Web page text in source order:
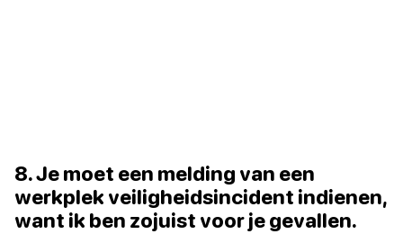
8. Je moet een melding van een
werkplek veiligheidsincident indienen,
want ik ben zojuist voor je gevallen.